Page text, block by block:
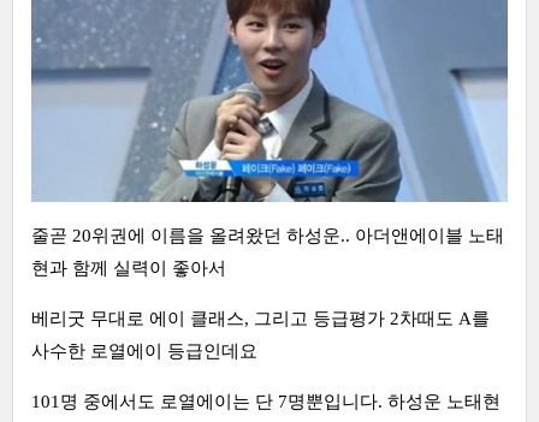
줄곧 20위권에 이름을 올려왔던 하성운.. 아더앤에이블 노태
현과 함께 실력이 좋아서
베리굿 무대로 에이 클래스, 그리고 등급평가 2차때도 A를
사수한 로열에이 등급인데요
101명 중에서도 로열에이는 단 7명뿐입니다. 하성운 노태현